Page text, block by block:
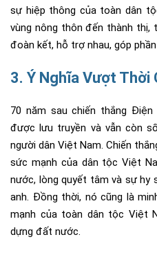
sự hiệp thông của toàn dân
vùng nông thôn đến thành thị,
đoàn kết, hỗ trợ nhau, góp
3. Ý Nghĩa Vượt Thời
70 năm sau chiến thắng
được lưu truyền và vẫn còn
người dân Việt Nam. Chiến
sức mạnh của dân tộc Việt
nước, lòng quyết tâm và sự hy
anh. Đồng thời, nó cũng là
mạnh của toàn dân tộc Việt
dựng đất nước.